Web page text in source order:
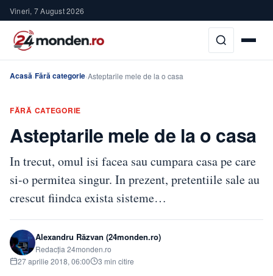
Vineri, 7 August 2026
Acasă›Fără categorie›Asteptarile mele de la o casa
FĂRĂ CATEGORIE
Asteptarile mele de la o casa
In trecut, omul isi facea sau cumpara casa pe care
si-o permitea singur. In prezent, pretentiile sale au
crescut fiindca exista sisteme…
Alexandru Răzvan (24monden.ro)
Redacția 24monden.ro
27 aprilie 2018, 06:00
3 min citire